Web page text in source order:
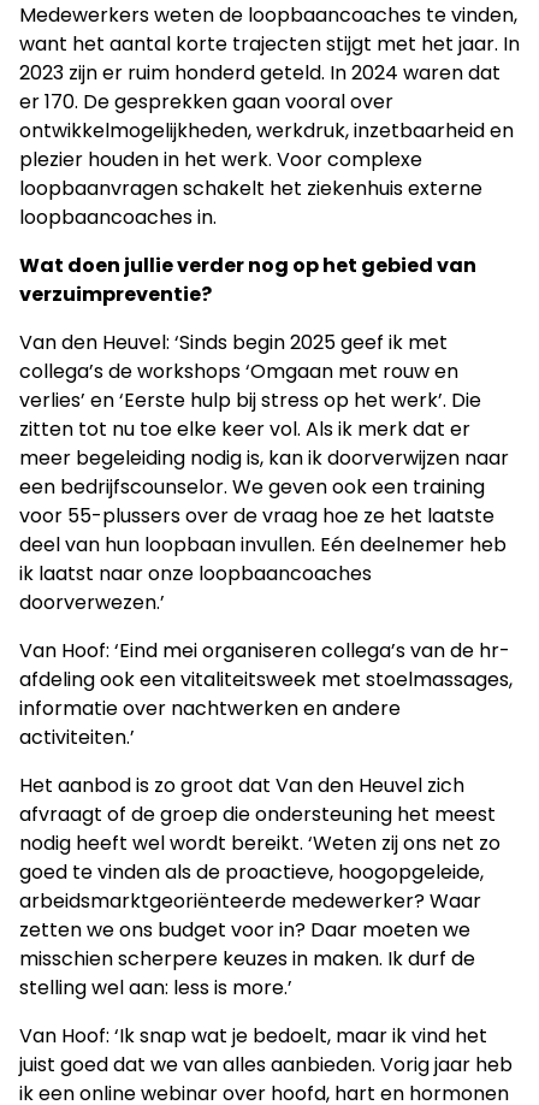
Medewerkers weten de loopbaancoaches te vinden,
want het aantal korte trajecten stijgt met het jaar. In
2023 zijn er ruim honderd geteld. In 2024 waren dat
er 170. De gesprekken gaan vooral over
ontwikkelmogelijkheden, werkdruk, inzetbaarheid en
plezier houden in het werk. Voor complexe
loopbaanvragen schakelt het ziekenhuis externe
loopbaancoaches in.
Wat doen jullie verder nog op het gebied van
verzuimpreventie?
Van den Heuvel: ‘Sinds begin 2025 geef ik met
collega’s de workshops ‘Omgaan met rouw en
verlies’ en ‘Eerste hulp bij stress op het werk’. Die
zitten tot nu toe elke keer vol. Als ik merk dat er
meer begeleiding nodig is, kan ik doorverwijzen naar
een bedrijfscounselor. We geven ook een training
voor 55-plussers over de vraag hoe ze het laatste
deel van hun loopbaan invullen. Eén deelnemer heb
ik laatst naar onze loopbaancoaches
doorverwezen.’
Van Hoof: ‘Eind mei organiseren collega’s van de hr-
afdeling ook een vitaliteitsweek met stoelmassages,
informatie over nachtwerken en andere
activiteiten.’
Het aanbod is zo groot dat Van den Heuvel zich
afvraagt of de groep die ondersteuning het meest
nodig heeft wel wordt bereikt. ‘Weten zij ons net zo
goed te vinden als de proactieve, hoogopgeleide,
arbeidsmarktgeoriënteerde medewerker? Waar
zetten we ons budget voor in? Daar moeten we
misschien scherpere keuzes in maken. Ik durf de
stelling wel aan: less is more.’
Van Hoof: ‘Ik snap wat je bedoelt, maar ik vind het
juist goed dat we van alles aanbieden. Vorig jaar heb
ik een online webinar over hoofd, hart en hormonen